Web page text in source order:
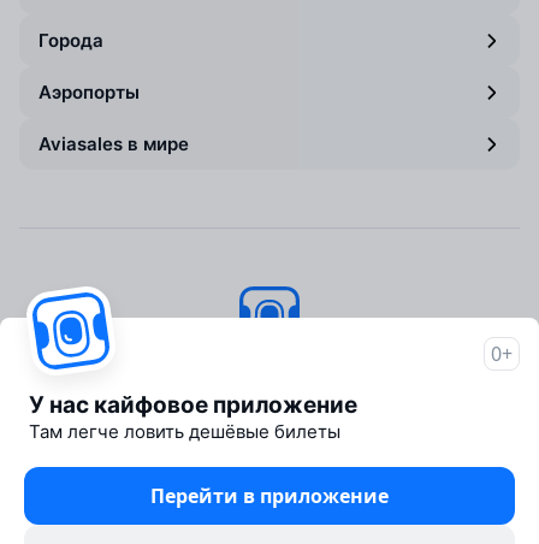
Города
Аэропорты
Aviasales в мире
Об Авиасейлс
Пресс‑центр
Travelpayouts
Партнёрская программа
0+
У нас кайфовое приложение
Там легче ловить дешёвые билеты
Перейти в приложение